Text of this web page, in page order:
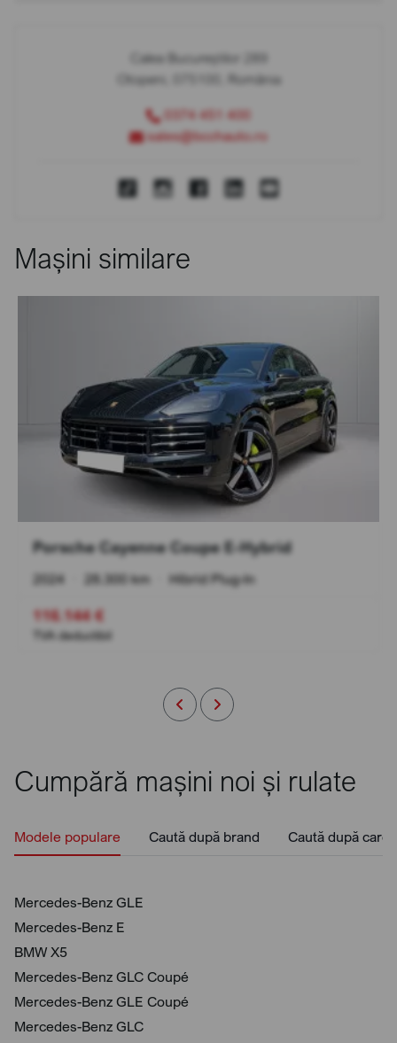
Calea Bucureștilor 289
Otopeni, 075100, România
0374 451 400
sales@bcchauto.ro
Mașini similare
Porsche Cayenne Coupe E-Hybrid
2024 28.300 km Hibrid Plug-In
116.144 €
TVA deductibil
Cumpără mașini noi și rulate
Modele populare Caută după brand Caută după
Mercedes-Benz GLE
Mercedes-Benz E
BMW X5
Mercedes-Benz GLC Coupé
Mercedes-Benz GLE Coupé
Mercedes-Benz GLC